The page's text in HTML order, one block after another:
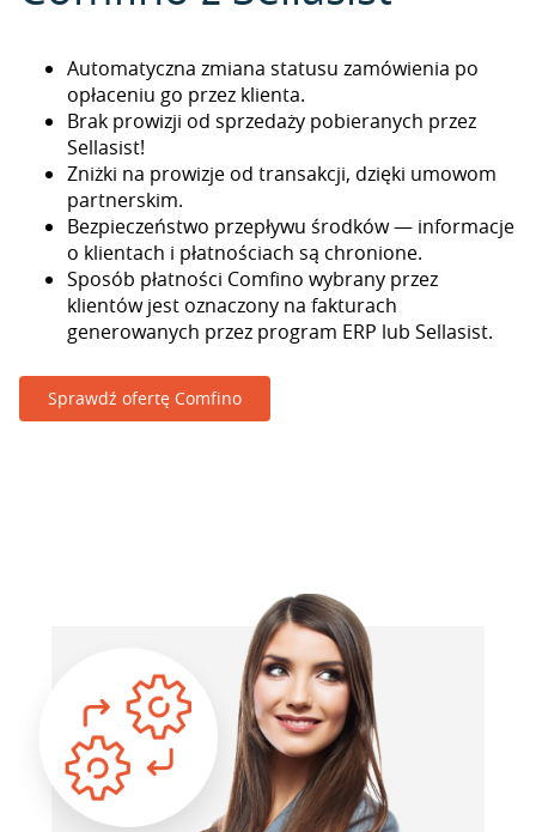
Automatyczna zmiana statusu zamówienia po
opłaceniu go przez klienta.
Brak prowizji od sprzedaży pobieranych przez
Sellasist!
Zniżki na prowizje od transakcji, dzięki umowom
partnerskim.
Bezpieczeństwo przepływu środków — informacje
o klientach i płatnościach są chronione.
Sposób płatności Comfino wybrany przez
klientów jest oznaczony na fakturach
generowanych przez program ERP lub Sellasist.
Sprawdź ofertę Comfino